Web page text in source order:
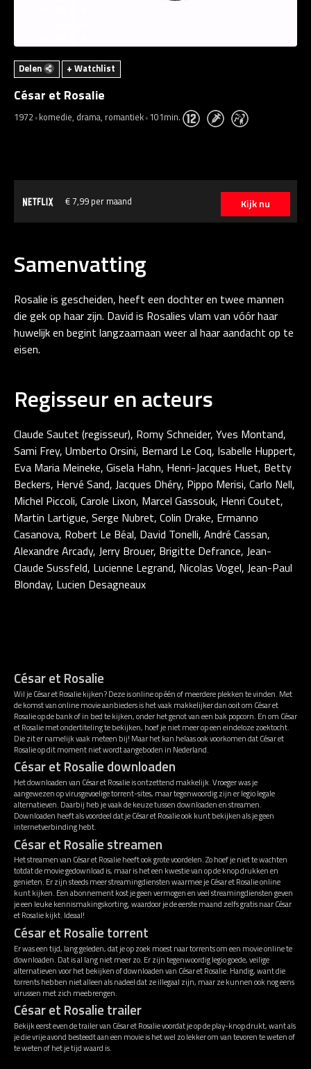
Delen + Watchlist
César et Rosalie
1972 komedie, drama, romantiek 101min.
Kijk nu
€ 7,99 per maand
Samenvatting
Rosalie is gescheiden, heeft een dochter en twee mannen
die gek op haar zijn. David is Rosalies vlam van vóór haar
huwelijk en begint langzaamaan weer al haar aandacht op te
eisen.
Regisseur en acteurs
Claude Sautet (regisseur), Romy Schneider, Yves Montand,
Sami Frey, Umberto Orsini, Bernard Le Coq, Isabelle Huppert,
Eva Maria Meineke, Gisela Hahn, Henri-Jacques Huet, Betty
Beckers, Hervé Sand, Jacques Dhéry, Pippo Merisi, Carlo Nell,
Michel Piccoli, Carole Lixon, Marcel Gassouk, Henri Coutet,
Martin Lartigue, Serge Nubret, Colin Drake, Ermanno
Casanova, Robert Le Béal, David Tonelli, André Cassan,
Alexandre Arcady, Jerry Brouer, Brigitte Defrance, Jean-
Claude Sussfeld, Lucienne Legrand, Nicolas Vogel, Jean-Paul
Blonday, Lucien Desagneaux
César et Rosalie
Wil je César et Rosalie kijken? Deze is online op één of meerdere plekken te vinden. Met
de komst van online movie aanbieders is het vaak makkelijker dan ooit om César et
Rosalie op de bank of in bed te kijken, onder het genot van een bak popcorn. En om César
et Rosalie met ondertiteling te bekijken, hoef je niet meer op een eindeloze zoektocht.
Die zit er namelijk vaak meteen bij! Maar het kan helaas ook voorkomen dat César et
Rosalie op dit moment niet wordt aangeboden in Nederland.
César et Rosalie downloaden
Het downloaden van César et Rosalie is ontzettend makkelijk. Vroeger was je
aangewezen op virusgevoelige torrent-sites, maar tegenwoordig zijn er legio legale
alternatieven. Daarbij heb je vaak de keuze tussen downloaden en streamen.
Downloaden heeft als voordeel dat je César et Rosalie ook kunt bekijken als je geen
internetverbinding hebt.
César et Rosalie streamen
Het streamen van César et Rosalie heeft ook grote voordelen. Zo hoef je niet te wachten
totdat de movie gedownload is, maar is het een kwestie van op de knop drukken en
genieten. Er zijn steeds meer streamingdiensten waarmee je César et Rosalie online
kunt kijken. Een abonnement kost je geen vermogen en veel streamingdiensten geven
je een leuke kennismakingskorting, waardoor je de eerste maand zelfs gratis naar César
et Rosalie kijkt. Ideaal!
César et Rosalie torrent
Er was een tijd, lang geleden, dat je op zoek moest naar torrents om een movie online te
downloaden. Dat is al lang niet meer zo. Er zijn tegenwoordig legio goede, veilige
alternatieven voor het bekijken of downloaden van César et Rosalie. Handig, want die
torrents hebben niet alleen als nadeel dat ze illegaal zijn, maar ze kunnen ook nog eens
virussen met zich meebrengen.
César et Rosalie trailer
Bekijk eerst even de trailer van César et Rosalie voordat je op de play-knop drukt, want als
je die vrije avond besteedt aan een movie is het wel zo lekker om van tevoren te weten of
te weten of het je tijd waard is.